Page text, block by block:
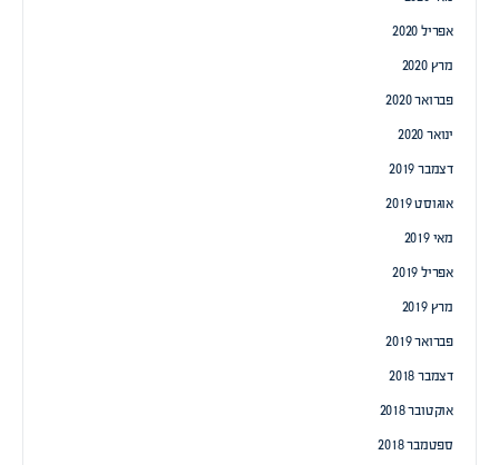
אפריל 2020
מרץ 2020
פברואר 2020
ינואר 2020
דצמבר 2019
אוגוסט 2019
מאי 2019
אפריל 2019
מרץ 2019
פברואר 2019
דצמבר 2018
אוקטובר 2018
ספטמבר 2018